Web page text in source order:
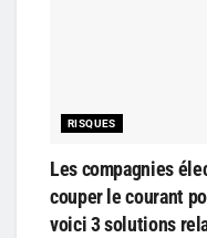
RISQUES
Les compagnies
couper le courant
voici 3 solutions